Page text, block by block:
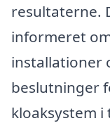
resultaterne.
informeret
installationer
beslutninger
kloaksystem